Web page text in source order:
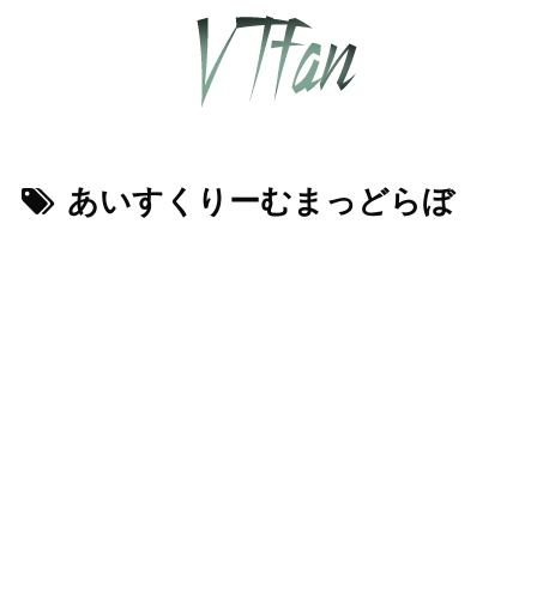
あいすくりーむまっどらぼ